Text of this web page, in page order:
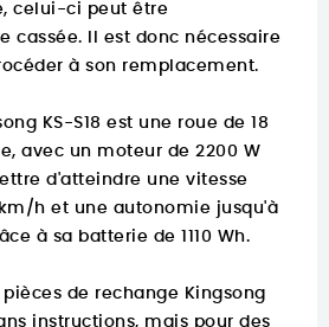
celui-ci peut être
cassée. Il est donc nécessaire
à son remplacement.
KS-S18 est une roue de 18
avec un moteur de 2200 W
d'atteindre une vitesse
h et une autonomie jusqu'à
à sa batterie de 1110 Wh.
de rechange Kingsong
instructions, mais pour des